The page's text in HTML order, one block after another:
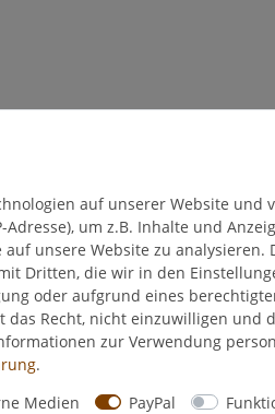
auf unserer Website und
um z.B. Inhalte und
unsere Website zu
Dritten, die wir in den
oder aufgrund eines
Recht, nicht einzuwilligen und
zur Verwendung
.
Medien PayPal